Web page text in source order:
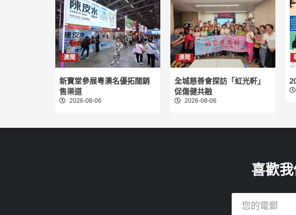
澳聞
新寶堂參展粵澳名優拓闊銷
售渠道
2026-08-06
澳聞
全城慈善會探訪「虹光軒」
促傷健共融
2026-08-06
喜歡